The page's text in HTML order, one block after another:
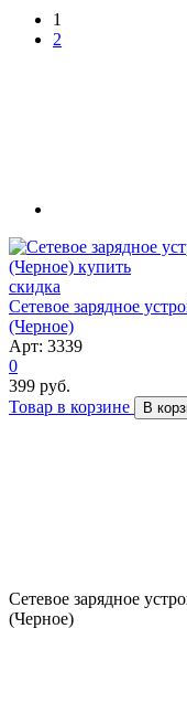
1
2
скидка
Сетевое зарядное
(Черное)
Арт: 3339
0
399 руб.
Товар в корзине
В
Сетевое зарядное
(Черное)